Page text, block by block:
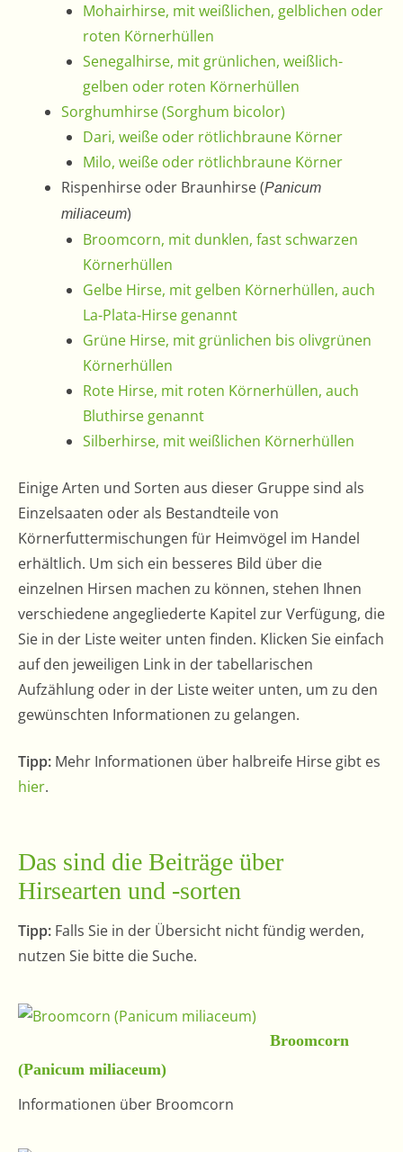
Mohairhirse, mit weißlichen, gelblichen oder
roten Körnerhüllen
Senegalhirse, mit grünlichen, weißlich-
gelben oder roten Körnerhüllen
Sorghumhirse (Sorghum bicolor)
Dari, weiße oder rötlichbraune Körner
Milo, weiße oder rötlichbraune Körner
Rispenhirse oder Braunhirse (Panicum
miliaceum)
Broomcorn, mit dunklen, fast schwarzen
Körnerhüllen
Gelbe Hirse, mit gelben Körnerhüllen, auch
La-Plata-Hirse genannt
Grüne Hirse, mit grünlichen bis olivgrünen
Körnerhüllen
Rote Hirse, mit roten Körnerhüllen, auch
Bluthirse genannt
Silberhirse, mit weißlichen Körnerhüllen
Einige Arten und Sorten aus dieser Gruppe sind als
Einzelsaaten oder als Bestandteile von
Körnerfuttermischungen für Heimvögel im Handel
erhältlich. Um sich ein besseres Bild über die
einzelnen Hirsen machen zu können, stehen Ihnen
verschiedene angegliederte Kapitel zur Verfügung, die
Sie in der Liste weiter unten finden. Klicken Sie einfach
auf den jeweiligen Link in der tabellarischen
Aufzählung oder in der Liste weiter unten, um zu den
gewünschten Informationen zu gelangen.
Tipp: Mehr Informationen über halbreife Hirse gibt es
hier.
Das sind die Beiträge über
Hirsearten und -sorten
Tipp: Falls Sie in der Übersicht nicht fündig werden,
nutzen Sie bitte die Suche.
Broomcorn
(Panicum miliaceum)
Informationen über Broomcorn